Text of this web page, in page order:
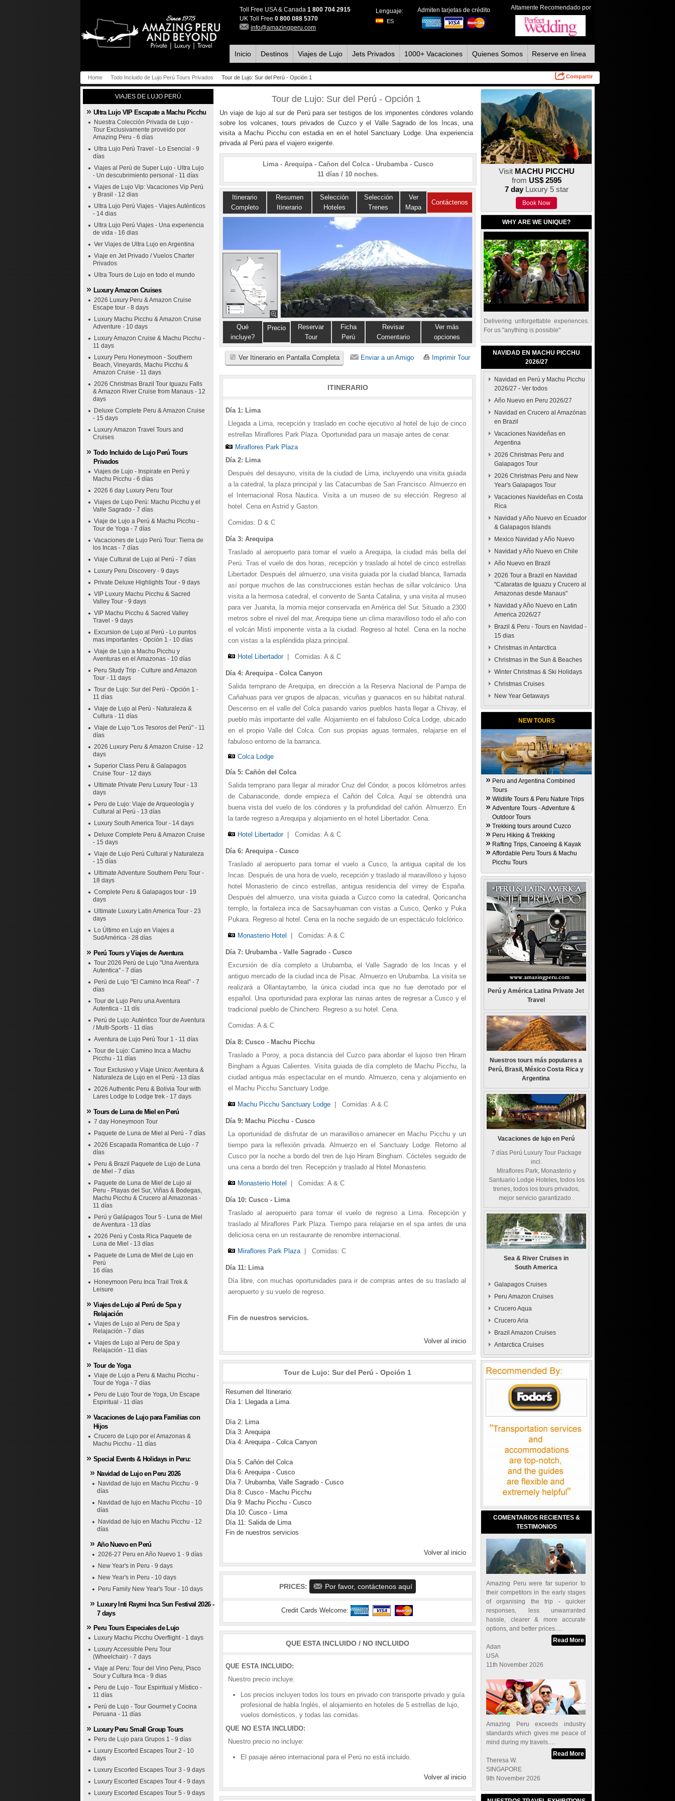
Toll Free USA & Canada 1 800 704 2915
UK Toll Free 0 800 088 5370
info@amazingperu.com
Lenguaje:
ES
Admiten tarjetas de crédito Altamente Recomendado por
Inicio Destinos Viajes de Lujo Jets Privados 1000+ Vacaciones Quienes Somos Reserve en línea
Home Todo Incluido de Lujo Perú Tours Privados Tour de Lujo: Sur del Perú - Opción 1 Compartir
VIAJES DE LUJO PERÚ
Ultra Lujo VIP Escapate a Machu Picchu
Nuestra Colección Privada de Lujo -
Tour Exclusivamente proveido por
Amazing Peru - 6 días
Ultra Lujo Perú Travel - Lo Esencial - 9
días
Viajes al Perú de Super Lujo - Ultra Lujo
- Un descubrimiento personal - 11 días
Viajes de Lujo Vip: Vacaciones Vip Perú
y Brasil - 12 dias
Ultra Lujo Perú Viajes - Viajes Auténticos
- 14 dias
Ultra Lujo Perú Viajes - Una experiencia
de vida - 16 dias
Ver Viajes de Ultra Lujo en Argentina
Viaje en Jet Privado / Vuelos Charter
Privados
Ultra Tours de Lujo en todo el mundo
Luxury Amazon Cruises
2026 Luxury Peru & Amazon Cruise
Escape tour - 8 days
Luxury Machu Picchu & Amazon Cruise
Adventure - 10 days
Luxury Amazon Cruise & Machu Picchu -
11 days
Luxury Peru Honeymoon - Southern
Beach, Vineyards, Machu Picchu &
Amazon Cruise - 11 days
2026 Christmas Brazil Tour Iguazu Falls
& Amazon River Cruise from Manaus - 12
days
Deluxe Complete Peru & Amazon Cruise
- 15 days
Luxury Amazon Travel Tours and
Cruises
Todo Incluido de Lujo Perú Tours
Privados
Viajes de Lujo - Inspirate en Perú y
Machu Picchu - 6 días
2026 6 day Luxury Peru Tour
Viajes de Lujo Perú: Machu Picchu y el
Valle Sagrado - 7 días
Viaje de Lujo a Perú & Machu Picchu -
Tour de Yoga - 7 días
Vacaciones de Lujo Perú Tour: Tierra de
los Incas - 7 días
Viaje Cultural de Lujo al Perú - 7 días
Luxury Peru Discovery - 9 days
Private Deluxe Highlights Tour - 9 days
VIP Luxury Machu Picchu & Sacred
Valley Tour - 9 days
VIP Machu Picchu & Sacred Valley
Travel - 9 days
Excursion de Lujo al Perú - Lo puntos
mas importantes - Opción 1 - 10 días
Viaje de Lujo a Machu Picchu y
Aventuras en el Amazonas - 10 días
Peru Study Trip - Culture and Amazon
Tour - 11 days
Tour de Lujo: Sur del Perú - Opción 1 -
11 días
Viaje de Lujo al Perú - Naturaleza &
Cultura - 11 días
Viaje de Lujo "Los Tesoros del Perú" - 11
días
2026 Luxury Peru & Amazon Cruise - 12
days
Superior Class Peru & Galapagos
Cruise Tour - 12 days
Ultimate Private Peru Luxury Tour - 13
days
Peru de Lujo: Viaje de Arqueología y
Cultural al Perú - 13 días
Luxury South America Tour - 14 days
Deluxe Complete Peru & Amazon Cruise
- 15 days
Viaje de Lujo Perú Cultural y Naturaleza
- 15 días
Ultimate Adventure Southern Peru Tour -
18 days
Complete Peru & Galapagos tour - 19
days
Ultimate Luxury Latin America Tour - 23
days
Lo Último en Lujo en Viajes a
SudAmérica - 28 días
Perú Tours y Viajes de Aventura
Tour 2026 Perú de Lujo "Una Aventura
Autentica" - 7 días
Perú de Lujo "El Camino Inca Real" - 7
días
Tour de Lujo Peru una Aventura
Autentica - 11 dís
Perú de Lujo: Auténtico Tour de Aventura
/ Multi-Sports - 11 días
Aventura de Lujo Perú Tour 1 - 11 días
Tour de Lujo: Camino Inca a Machu
Picchu - 11 días
Tour Exclusivo y Viaje Unico: Aventura &
Naturaleza de Lujo en el Perú - 13 días
2026 Authentic Peru & Bolivia Tour with
Lares Lodge to Lodge trek - 17 days
Tours de Luna de Miel en Perú
7 day Honeymoon Tour
Paquete de Luna de Miel al Perú - 7 días
2026 Escapada Romantica de Lujo - 7
días
Peru & Brazil Paquete de Lujo de Luna
de Miel - 7 días
Paquete de Luna de Miel de Lujo al
Peru - Playas del Sur, Viñas & Bodegas,
Machu Picchu & Crucero al Amazonas -
11 días
Perú y Galápagos Tour 5 - Luna de Miel
de Aventura - 13 días
2026 Perú y Costa Rica Paquete de
Luna de Miel - 13 días
Paquete de Luna de Miel de Lujo en
Perú
16 días
Honeymoon Peru Inca Trail Trek &
Leisure
Viajes de Lujo al Perú de Spa y
Relajación
Viajes de Lujo al Peru de Spa y
Relajación - 7 días
Viajes de Lujo al Peru de Spa y
Relajación - 11 días
Tour de Yoga
Viaje de Lujo a Peru & Machu Picchu -
Tour de Yoga - 7 días
Peru de Lujo Tour de Yoga, Un Escape
Espiritual - 11 días
Vacaciones de Lujo para Familias con
Hijos
Crucero de Lujo por el Amazonas &
Machu Picchu - 11 días
Special Events & Holidays in Peru:
Navidad de Lujo en Peru 2026
Navidad de lujo en Machu Picchu - 9
días
Navidad de lujo en Machu Picchu - 10
días
Navidad de lujo en Machu Picchu - 12
días
Año Nuevo en Perú
2026-27 Peru en Año Nuevo 1 - 9 días
New Year's in Peru - 9 days
New Year's in Peru - 10 days
Peru Family New Year's Tour - 10 days
Luxury Inti Raymi Inca Sun Festival 2026 -
7 days
Peru Tours Especiales de Lujo
Luxury Machu Picchu Overflight - 1 days
Luxury Accessible Peru Tour
(Wheelchair) - 7 days
Viaje al Peru: Tour del Vino Peru, Pisco
Sour y Cultura Inca - 9 dias
Peru de Lujo - Tour Espiritual y Místico -
11 días
Perú de Lujo - Tour Gourmet y Cocina
Peruana - 11 días
Luxury Peru Small Group Tours
Peru de Lujo para Grupos 1 - 9 días
Luxury Escorted Escapes Tour 2 - 10
days
Luxury Escorted Escapes Tour 3 - 9 days
Luxury Escorted Escapes Tour 4 - 9 days
Luxury Escorted Escapes Tour 5 - 9 days
Tour de Lujo: Sur del Perú - Opción 1
Un viaje de lujo al sur de Perú para ser testigos de los imponentes cóndores volando
sobre los volcanes, tours privados de Cuzco y el Valle Sagrado de los Incas, una
visita a Machu Picchu con estadia en en el hotel Sanctuary Lodge. Una experiencia
privada al Perú para el viajero exigente.
Lima - Arequipa - Cañon del Colca - Urubamba - Cusco
11 días / 10 noches.
Itinerario
Completo
Resumen
Itinerario
Selección
Hoteles
Selección
Trenes
Ver
Mapa
Contáctenos
Qué
incluye?
Precio
Reservar
Tour
Ficha
Perú
Revisar
Comentario
Ver más
opciones
Ver Itinerario en Pantalla Completa Enviar a un Amigo Imprimir Tour
ITINERARIO
Día 1: Lima
Llegada a Lima, recepción y traslado en coche ejecutivo al hotel de lujo de cinco
estrellas Miraflores Park Plaza. Oportunidad para un masaje antes de cenar.
Miraflores Park Plaza
Día 2: Lima
Después del desayuno, visita de la ciudad de Lima, incluyendo una visita guiada
a la catedral, la plaza principal y las Catacumbas de San Francisco. Almuerzo en
el Internacional Rosa Nautica. Visita a un museo de su elección. Regreso al
hotel. Cena en Astrid y Gaston.
Comidas: D & C
Día 3: Arequipa
Traslado al aeropuerto para tomar el vuelo a Arequipa, la ciudad más bella del
Perú. Tras el vuelo de dos horas, recepción y traslado al hotel de cinco estrellas
Libertador. Después del almuerzo, una visita guiada por la ciudad blanca, llamada
así porque muchos de las construcciones están hechas de sillar volcánico. Una
visita a la hermosa catedral, el convento de Santa Catalina, y una visita al museo
para ver Juanita, la momia mejor conservada en América del Sur. Situado a 2300
metros sobre el nivel del mar, Arequipa tiene un clima maravilloso todo el año con
el volcán Misti imponente vista a la ciudad. Regreso al hotel. Cena en la noche
con vistas a la espléndida plaza principal.
Hotel Libertador| Comidas: A & C
Día 4: Arequipa - Colca Canyon
Salida temprano de Arequipa, en dirección a la Reserva Nacional de Pampa de
Cañahuas para ver grupos de alpacas, vicuñas y guanacos en su hábitat natural.
Descenso en el valle del Colca pasando varios pueblos hasta llegar a Chivay, el
pueblo más importante del valle. Alojamiento en el fabuloso Colca Lodge, ubicado
en el propio Valle del Colca. Con sus propias aguas termales, relajarse en el
fabuloso entorno de la barranca.
Colca Lodge
Día 5: Cañón del Colca
Salida temprano para llegar al mirador Cruz del Cóndor, a pocos kilómetros antes
de Cabanaconde, donde empieza el Cañón del Colca. Aquí se obtendrá una
buena vista del vuelo de los cóndores y la profundidad del cañón. Almuerzo. En
la tarde regreso a Arequipa y alojamiento en el hotel Libertador. Cena.
Hotel Libertador| Comidas: A & C
Día 6: Arequipa - Cusco
Traslado al aeropuerto para tomar el vuelo a Cusco, la antigua capital de los
Incas. Después de una hora de vuelo, recepción y traslado al maravilloso y lujoso
hotel Monasterio de cinco estrellas, antigua residencia del virrey de España.
Después del almuerzo, una visita guiada a Cuzco como la catedral, Qoricancha
templo, la fortaleza inca de Sacsayhuaman con vistas a Cusco, Qenko y Puka
Pukara. Regreso al hotel. Cena en la noche seguido de un espectáculo folclórico.
Monasterio Hotel Comidas: A & C
Día 7: Urubamba - Valle Sagrado - Cusco
Excursión de día completo a Urubamba, el Valle Sagrado de los Incas y el
antiguo mercado de la ciudad inca de Pisac. Almuerzo en Urubamba. La visita se
realizará a Ollantaytambo, la única ciudad inca que no fue derrotado por el
español. Una oportunidad para explorar las ruinas antes de regresar a Cusco y el
tradicional pueblo de Chinchero. Regreso a su hotel. Cena.
Comidas: A & C
Día 8: Cusco - Machu Picchu
Traslado a Poroy, a poca distancia del Cuzco para abordar el lujoso tren Hiram
Bingham a Aguas Calientes. Visita guiada de día completo de Machu Picchu, la
ciudad antigua más espectacular en el mundo. Almuerzo, cena y alojamiento en
el Machu Picchu Sanctuary Lodge.
Machu Picchu Sanctuary Lodge Comidas: A & C
Día 9: Machu Picchu - Cusco
La oportunidad de disfrutar de un maravilloso amanecer en Machu Picchu y un
tiempo para la reflexión privada. Almuerzo en el Sanctuary Lodge. Retorno al
Cusco por la noche a bordo del tren de lujo Hiram Bingham. Cócteles seguido de
una cena a bordo del tren. Recepción y traslado al Hotel Monasterio.
Monasterio Hotel Comidas: A & C
Día 10: Cusco - Lima
Traslado al aeropuerto para tomar el vuelo de regreso a Lima. Recepción y
traslado al Miraflores Park Plaza. Tiempo para relajarse en el spa antes de una
deliciosa cena en un restaurante de renombre internacional.
Miraflores Park Plaza| Comidas: C
Día 11: Lima
Día libre, con muchas oportunidades para ir de compras antes de su traslado al
aeropuerto y su vuelo de regreso.
Fin de nuestros servicios.
Volver al inicio
Tour de Lujo: Sur del Perú - Opción 1
Resumen del Itinerario:
Día 1: Llegada a Lima
Día 2: Lima
Día 3: Arequipa
Día 4: Arequipa - Colca Canyon
Día 5: Cañón del Colca
Día 6: Arequipa - Cusco
Día 7: Urubamba, Valle Sagrado - Cusco
Día 8: Cusco - Machu Picchu
Día 9: Machu Picchu - Cusco
Día 10: Cusco - Lima
Día 11: Salida de Lima
Fin de nuestros servicios
Volver al inicio
PRICES: Por favor, contáctenos aquí
Credit Cards Welcome:
QUE ESTA INCLUIDO / NO INCLUIDO
QUE ESTA INCLUIDO:
Nuestro precio incluye:
Los precios incluyen todos los tours en privado con transporte privado y guía
profesional de habla Inglés, el alojamiento en hoteles de 5 estrellas de lujo,
vuelos domésticos, y todas las comidas.
QUE NO ESTA INCLUIDO:
Nuestro precio no incluye:
El pasaje aéreo internacional para el Perú no está incluido.
Volver al inicio
Visit MACHU PICCHU
from US$ 2595
7 dayLuxury 5 star
Book Now
WHY ARE WE UNIQUE?
Delivering unforgettable experiences.
For us "anything is possible"
NAVIDAD EN MACHU PICCHU
2026/27
Navidad en Perú y Machu Picchu
2026/27 - Ver todos
Año Nuevo en Peru 2026/27
Navidad en Crucero al Amazónas
en Brazil
Vacaciones Navideñas en
Argentina
2026 Christmas Peru and
Galapagos Tour
2026 Christmas Peru and New
Year's Galapagos Tour
Vacaciones Navideñas en Costa
Rica
Navidad y Año Nuevo en Ecuador
& Galapagos Islands
Mexico Navidad y Año Nuevo
Navidad y Año Nuevo en Chile
Año Nuevo en Brazil
2026 Tour a Brazil en Navidad
"Cataratas de Iguazu y Crucero al
Amazonas desde Manaus"
Navidad y Año Nuevo en Latin
America 2026/27
Brazil & Peru - Tours en Navidad -
15 dias
Christmas in Antarctica
Christmas in the Sun & Beaches
Winter Christmas & Ski Holidays
Christmas Cruises
New Year Getaways
NEW TOURS
Peru and Argentina Combined
Tours
Wildlife Tours & Peru Nature Trips
Adventure Tours - Adventure &
Outdoor Tours
Trekking tours around Cuzco
Peru Hiking & Trekking
Rafting Trips, Canoeing & Kayak
Affordable Peru Tours & Machu
Picchu Tours
Perú y América Latina Private Jet
Travel
Nuestros tours más populares a
Perú, Brasil, México Costa Rica y
Argentina
Vacaciones de lujo en Perú
7 días Perú Luxury Tour Package
incl.
Miraflores Park, Monasterio y
Santuario Lodge Hoteles, todos los
trenes, todos los tours privados,
mejor servicio garantizado .
Sea & River Cruises in
South America
Galapagos Cruises
Peru Amazon Cruises
Crucero Aqua
Crucero Aria
Brazil Amazon Cruises
Antarctica Cruises
COMENTARIOS RECIENTES &
TESTIMONIOS
Amazing Peru were far superior to
their competitors in the early stages
of organising the trip - quicker
responses, less unwarranted
hassle, clearer & more accurate
options, and better prices.…
Read More
Adan
USA
11th November 2026
Amazing Peru exceeds industry
standards which gives me peace of
mind during my travels.…
Read More
Theresa W.
SINGAPORE
9th November 2026
Miraflores Park Hotel
Libertador Hotel
Colca Lodge
Monasterio Hotel
Machu Picchu Sanctuary Lodge